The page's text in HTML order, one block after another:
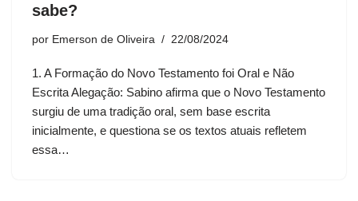
sabe?
por Emerson de Oliveira 22/08/2024
1. A Formação do Novo Testamento foi Oral e Não
Escrita Alegação: Sabino afirma que o Novo Testamento
surgiu de uma tradição oral, sem base escrita
inicialmente, e questiona se os textos atuais refletem
essa…